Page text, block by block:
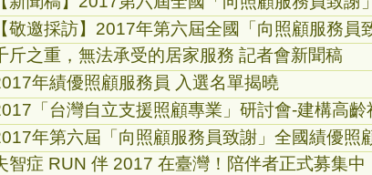
【敬邀採訪】2017年第六屆全國「向照顧服務
斤之重，無法承受的居家服務 記者會新聞稿
年績優照顧服務員 入選名單揭曉
「台灣自立支援照顧專業」研討會-建構高
年第六屆「向照顧服務員致謝」全國績優照
智症 RUN 伴 2017 在臺灣！陪伴者正式募集中